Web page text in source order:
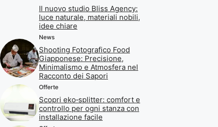
Il nuovo studio Bliss Agency:
luce naturale, materiali nobili,
idee chiare
News
Shooting Fotografico Food
Giapponese: Precisione,
Minimalismo e Atmosfera nel
Racconto dei Sapori
Offerte
Scopri eko‑splitter: comfort e
controllo per ogni stanza con
installazione facile